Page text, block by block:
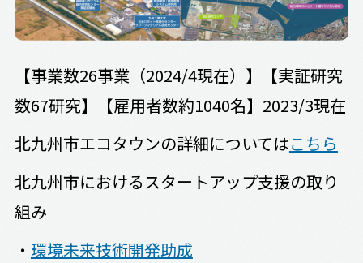
【事業数26事業（2024/4現在）】【実証研究
数67研究】【雇用者数約1040名】2023/3現在
北九州市エコタウンの詳細についてはこちら
北九州市におけるスタートアップ支援の取り
組み
・ 環境未来技術開発助成